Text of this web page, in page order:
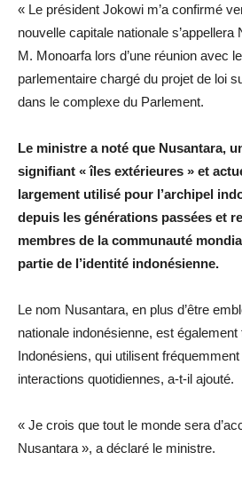
« Le président Jokowi m’a confirmé
nouvelle capitale nationale
M. Monoarfa lors d’une réunion avec
parlementaire chargé du projet de loi
dans le complexe du Parlement.
Le ministre a noté que Nusantara,
signifiant « îles extérieures » et
largement utilisé pour l’archipel
depuis les générations passées et
membres de la communauté
partie de l’identité indonésienne.
Le nom Nusantara, en plus d’être
nationale indonésienne, est
Indonésiens, qui utilisent
interactions quotidiennes, a-t-il ajouté.
« Je crois que tout le monde sera
Nusantara », a déclaré le ministre.